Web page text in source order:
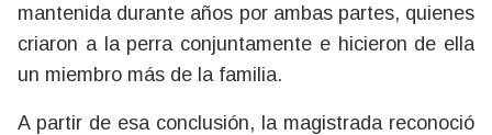
mantenida durante años por ambas partes, quienes
criaron a la perra conjuntamente e hicieron de ella
un miembro más de la familia.
A partir de esa conclusión, la magistrada reconoció